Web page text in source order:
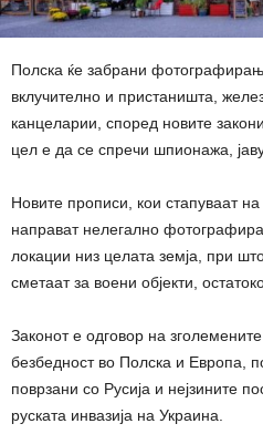
Полска ќе забрани
вклучително и пристаништа,
канцеларии, според новите
цел е да се спречи шпионажа,
Новите прописи, кои стапуваат
направат нелегално
локации низ целата земја, при
сметаат за воени објекти,
Законот е одговор на
безбедност во Полска и Европа,
поврзани со Русија и нејзините
руската инвазија на Украина.